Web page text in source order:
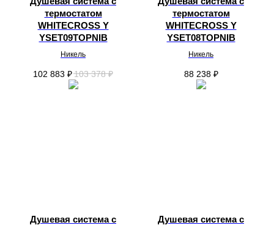
термостатом
WHITECROSS Y
YSET09TOPNIB
Никель
102 883 ₽103 378 ₽
термостатом
WHITECROSS Y
YSET08TOPNIB
Никель
88 238 ₽
Душевая система с
Душевая система с